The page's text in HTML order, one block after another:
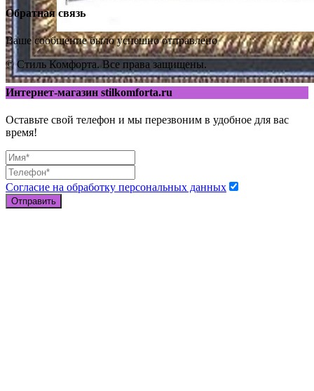
Обратная связь
Ваше сообщение было успешно отправлено
© Стиль Комфорта. Все права защищены.
Интернет-магазин stilkomforta.ru
Оставьте свой телефон и мы перезвоним в удобное для вас
время!
Согласие на обработку персональных данных
Отправить